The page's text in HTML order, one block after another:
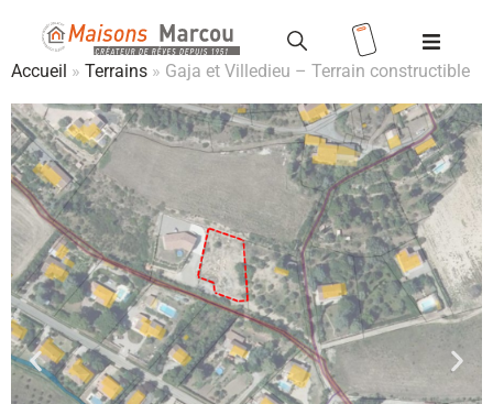
Terrains
Valoriser votre terrain
Maisons
+ terrains
Location
/ Accession
Accueil » Terrains » Gaja et Villedieu – Terrain constructible